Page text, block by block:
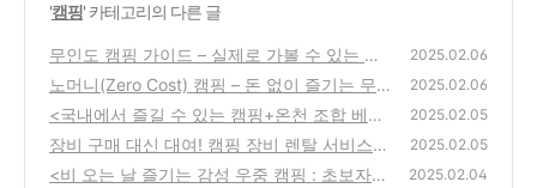
'캠핑' 카테고리의 다른 글
무인도 캠핑 가이드 – 실제로 가볼 수 있는 무
인도 캠핑 장소와 생존 꿀팁
(0)
2025.02.06
노머니(Zero Cost) 캠핑 – 돈 없이 즐기는 무
료 캠핑 팁
(0)
2025.02.06
<국내에서 즐길 수 있는 캠핑+온천 조합 베스
트 10>
(0)
2025.02.05
장비 구매 대신 대여! 캠핑 장비 렌탈 서비스
활용법!!
(0)
2025.02.05
<비 오는 날 즐기는 감성 우중 캠핑 : 초보자들
2025.02.04